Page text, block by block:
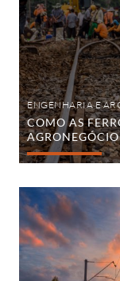
agronegócio
mais
longe?
ENGENHARIA E
COMO AS
O
que
as
ferrovias
têm
a
com